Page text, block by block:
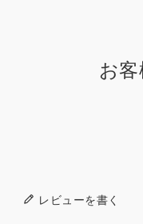
お
レビューを書く